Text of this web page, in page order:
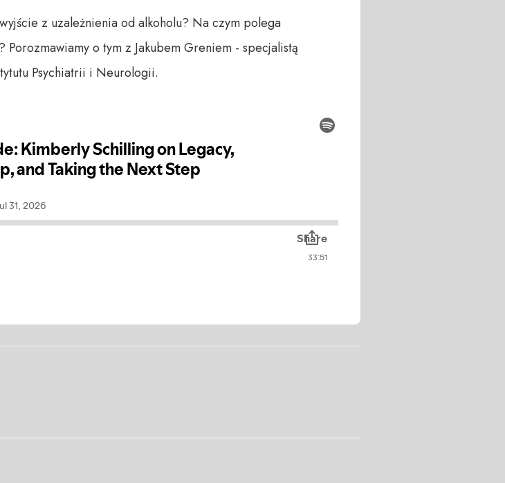
z uzależnienia od alkoholu? Na czym polega
o tym z Jakubem Greniem - specjalistą
Psychiatrii i Neurologii.